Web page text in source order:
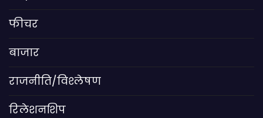
फीचर
बाजार
राजनीति/विश्लेषण
रिलेशनशिप